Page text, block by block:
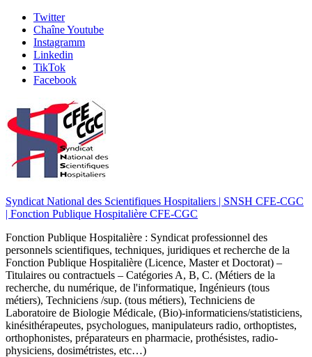
Skip
content
Twitter
Chaîne Youtube
Instagramm
Linkedin
TikTok
Facebook
Syndicat National des Scientifiques Hospitaliers | SNSH CFE-CGC
| Fonction Publique Hospitalière CFE-CGC
Fonction Publique Hospitalière : Syndicat professionnel des
personnels scientifiques, techniques, juridiques et recherche de la
Fonction Publique Hospitalière (Licence, Master et Doctorat) –
Titulaires ou contractuels – Catégories A, B, C. (Métiers de la
recherche, du numérique, de l'informatique, Ingénieurs (tous
métiers), Techniciens /sup. (tous métiers), Techniciens de
Laboratoire de Biologie Médicale, (Bio)-informaticiens/statisticiens,
kinésithérapeutes, psychologues, manipulateurs radio, orthoptistes,
orthophonistes, préparateurs en pharmacie, prothésistes, radio-
physiciens, dosimétristes, etc…)